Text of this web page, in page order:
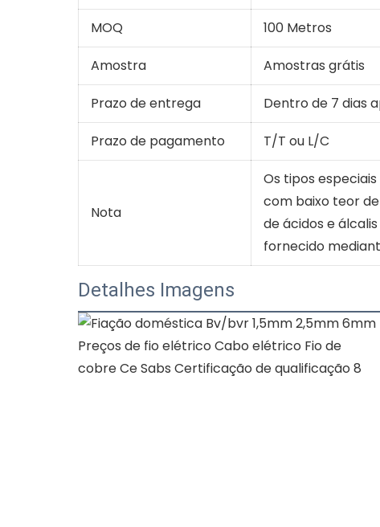
MOQ 100 Metros
Amostra Amostras grátis
Prazo de entrega Dentro de 7 dias
Prazo de pagamento T/T ou L/C
Nota
Os tipos
com baixo teor
de ácidos e
fornecido
Detalhes Imagens